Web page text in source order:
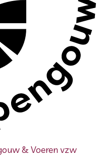
& Voeren vzw